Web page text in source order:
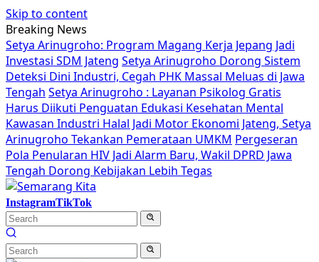
Skip to content
Breaking News
Setya Arinugroho: Program Magang Kerja Jepang Jadi
Investasi SDM Jateng Setya Arinugroho Dorong Sistem
Deteksi Dini Industri, Cegah PHK Massal Meluas di Jawa
Tengah Setya Arinugroho : Layanan Psikolog Gratis
Harus Diikuti Penguatan Edukasi Kesehatan Mental
Kawasan Industri Halal Jadi Motor Ekonomi Jateng, Setya
Arinugroho Tekankan Pemerataan UMKM Pergeseran
Pola Penularan HIV Jadi Alarm Baru, Wakil DPRD Jawa
Tengah Dorong Kebijakan Lebih Tegas
InstagramTikTok